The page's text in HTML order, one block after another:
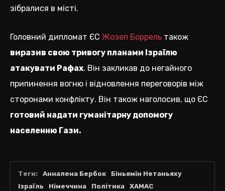
зібралися в місті.
Головний дипломат ЄС Жозеп Боррель також
виразив свою тривогу планами Ізраїлю
атакувати Рафах. Він закликав до негайного
припинення вогню і відновлення переговорів між
сторонами конфлікту. Він також наголосив, що ЄС
готовий надати гуманітарну допомогу
населенню Гази.
Теги: Анналена Бербок
Біньямін Нетаньяху
Ізраїль
Німеччина Політика ХАМАС